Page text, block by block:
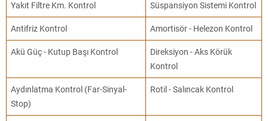
Yakıt Filtre Km. Kontrol Süspansiyon Sistemi Kontrol
Antifriz Kontrol Amortisör - Helezon Kontrol
Akü Güç - Kutup Başı Kontrol
Direksiyon - Aks Körük
Kontrol
Aydınlatma Kontrol (Far-Sinyal-
Stop)
Rotil - Salıncak Kontrol